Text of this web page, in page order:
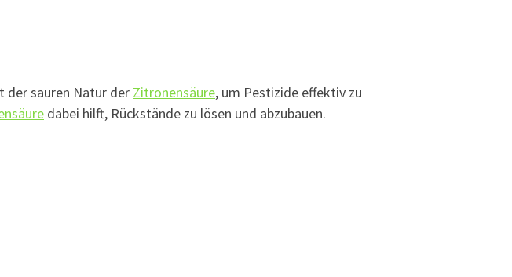
der sauren Natur der Zitronensäure, um Pestizide effektiv zu
dabei hilft, Rückstände zu lösen und abzubauen.